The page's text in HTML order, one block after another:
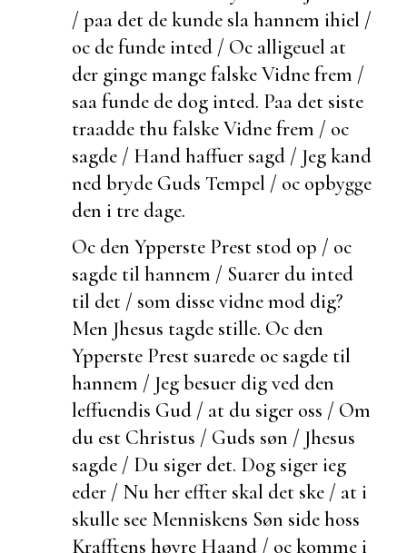
/ paa det de kunde sla hannem ihiel /
oc defunde inted / Oc alligeuel at
der ginge mange falske Vidne frem /
saafunde de dog inted. Paa det siste
traadde thu falske Vidne frem / oc
sagde / Hand haffuer sagd / Jeg kand
ned bryde Guds Tempel / oc opbygge
den i tre dage.
Oc den Ypperste Prest stod op / oc
sagde til hannem / Suarer du inted
til det / som disse vidne mod dig?
Men Jhesus tagde stille. Oc den
Ypperste Prest suarede oc sagde til
hannem / Jegbesuer dig ved den
leffuendis Gud / at du siger oss / Om
du est Christus / Guds søn / Jhesus
sagde / Du siger det. Dog siger ieg
eder / Nu her effter skal det ske / at i
skulle see Menniskens Søn side hoss
Krafftens høyre Haand / oc komme i